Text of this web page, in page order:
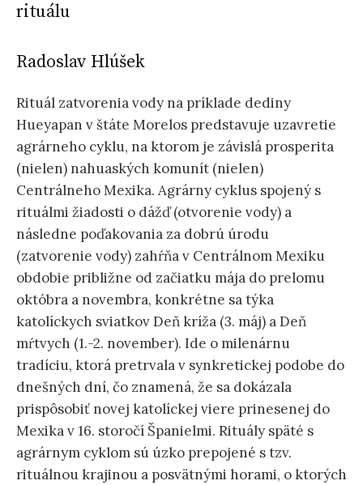
rituálu
Radoslav Hlúšek
Rituál zatvorenia vody na príklade dediny
Hueyapan v štáte Morelos predstavuje uzavretie
agrárneho cyklu, na ktorom je závislá prosperita
(nielen) nahuaských komunít (nielen)
Centrálneho Mexika. Agrárny cyklus spojený s
rituálmi žiadosti o dážď (otvorenie vody) a
následne poďakovania za dobrú úrodu
(zatvorenie vody) zahŕňa v Centrálnom Mexiku
obdobie približne od začiatku mája do prelomu
októbra a novembra, konkrétne sa týka
katolíckych sviatkov Deň kríža (3. máj) a Deň
mŕtvych (1.-2. november). Ide o milenárnu
tradíciu, ktorá pretrvala v synkretickej podobe do
dnešných dní, čo znamená, že sa dokázala
prispôsobiť novej katolíckej viere prinesenej do
Mexika v 16. storočí Španielmi. Rituály späté s
agrárnym cyklom sú úzko prepojené s tzv.
rituálnou krajinou a posvätnými horami, o ktorých